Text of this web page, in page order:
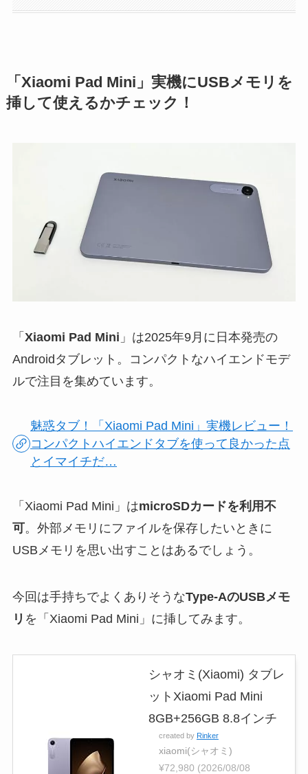
「Xiaomi Pad Mini」実機にUSBメモリを
挿して使えるかチェック！
「 Xiaomi Pad Mini 」は2025年9月に日本発売の
Androidタブレット。コンパクトなハイエンドモデ
ルで注目を集めています。
魅惑タブ！「Xiaomi Pad Mini」実機レビュー！
コンパクトハイエンドタブを使って良かった点
とイマイチだ…
「Xiaomi Pad Mini」はmicroSDカードを利用不
可。外部メモリにファイルを保存したいときに
USBメモリを思い出すことはあるでしょう。
今回は手持ちでよくありそうなType-AのUSBメモ
リ を「Xiaomi Pad Mini」に挿してみます。
シャオミ(Xiaomi) タブレ
ットXiaomi Pad Mini
8GB+256GB 8.8インチ
created by Rinker
xiaomi(シャオミ)
¥72,980 (2026/08/08